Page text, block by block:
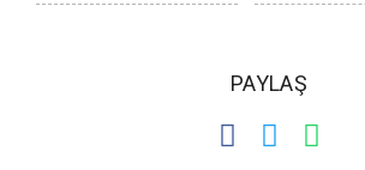
PAYLAŞ